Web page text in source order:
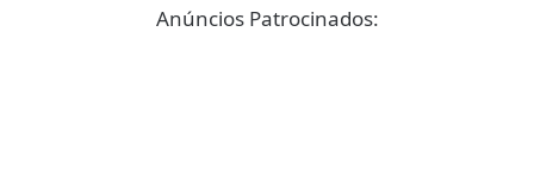
Anúncios Patrocinados: